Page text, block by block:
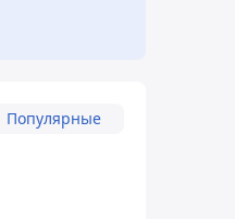
Популярные